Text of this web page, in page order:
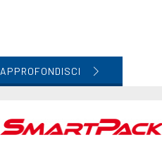
APPROFONDISCI